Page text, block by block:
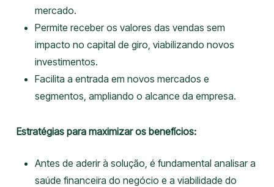
mercado.
Permite receber os valores das vendas sem
impacto no capital de giro, viabilizando novos
investimentos.
Facilita a entrada em novos mercados e
segmentos, ampliando o alcance da empresa.
Estratégias para maximizar os benefícios:
Antes de aderir à solução, é fundamental analisar a
saúde financeira do negócio e a viabilidade do